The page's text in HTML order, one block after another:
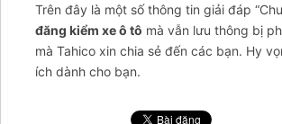
Trên đây là một số thông tin giải đáp
đăng kiểm xe ô tô mà vẫn lưu thông bị
mà Tahico xin chia sẻ đến các bạn. Hy
ích dành cho bạn.